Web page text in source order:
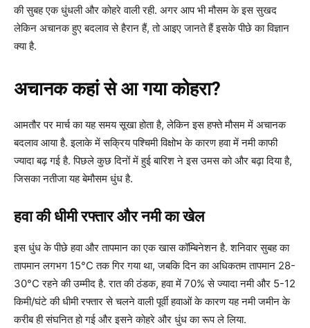
की सुबह एक धुंधली और कोहरे वाली रही. अगर आप भी मौसम के इस सुखद
लेकिन अचानक हुए बदलाव से हैरान हैं, तो आइए जानते हैं इसके पीछे का विज्ञान
क्या है.
अचानक कहां से आ गया कोहरा?
आमतौर पर मार्च का यह समय सूखा होता है, लेकिन इस हफ्ते मौसम में अचानक
बदलाव आया है. इलाके में सक्रिय पश्चिमी विक्षोभ के कारण हवा में नमी काफी
ज्यादा बढ़ गई है. पिछले कुछ दिनों में हुई बारिश ने इस उमस को और बढ़ा दिया है,
जिसका नतीजा यह बेमौसम धुंध है.
हवा की धीमी रफ्तार और नमी का खेल
इस धुंध के पीछे हवा और तापमान का एक खास कॉम्बिनेशन है. शनिवार सुबह का
तापमान लगभग 15°C तक गिर गया था, जबकि दिन का अधिकतम तापमान 28-
30°C रहने की उम्मीद है. रात की ठंडक, हवा में 70% से ज्यादा नमी और 5-12
किमी/घंटे की धीमी रफ्तार से चलने वाली पूर्वी हवाओं के कारण यह नमी जमीन के
करीब ही संघनित हो गई और इसने कोहरे और धुंध का रूप ले लिया.